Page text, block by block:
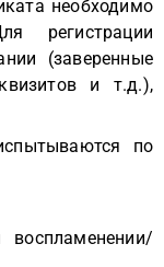
необходимо
регистрации
(заверенные
и т.д.),
по